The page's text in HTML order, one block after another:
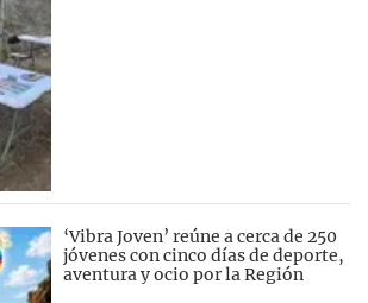
‘Vibra Joven’ reúne a cerca de 250
jóvenes con cinco días de deporte,
aventura y ocio por la Región